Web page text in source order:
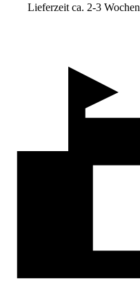
Lieferzeit ca. 2-3 Wochen